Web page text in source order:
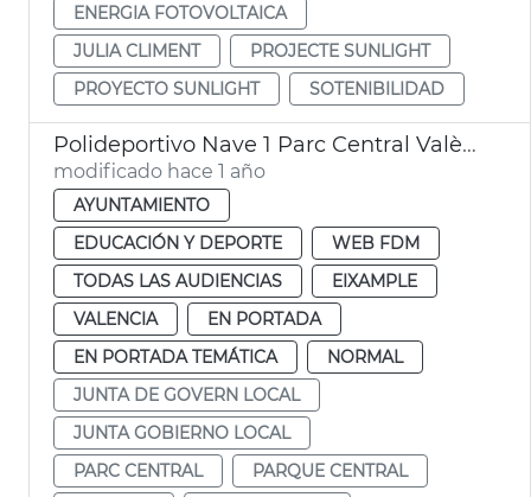
ENERGIA FOTOVOLTAICA
JULIA CLIMENT
PROJECTE SUNLIGHT
PROYECTO SUNLIGHT
SOTENIBILIDAD
Polideportivo Nave 1 Parc Central València
modificado hace 1 año
AYUNTAMIENTO
EDUCACIÓN Y DEPORTE
WEB FDM
TODAS LAS AUDIENCIAS
EIXAMPLE
VALENCIA
EN PORTADA
EN PORTADA TEMÁTICA
NORMAL
JUNTA DE GOVERN LOCAL
JUNTA GOBIERNO LOCAL
PARC CENTRAL
PARQUE CENTRAL